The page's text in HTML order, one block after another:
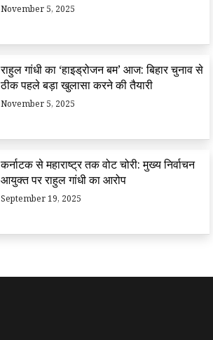
November 5, 2025
राहुल गांधी का ‘हाइड्रोजन बम’ आज: बिहार चुनाव से
ठीक पहले बड़ा खुलासा करने की तैयारी
November 5, 2025
कर्नाटक से महाराष्ट्र तक वोट चोरी: मुख्य निर्वाचन
आयुक्त पर राहुल गांधी का आरोप
September 19, 2025